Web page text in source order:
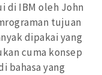
di IBM oleh John
tujuan
dipakai yang
cuma konsep
bahasa yang